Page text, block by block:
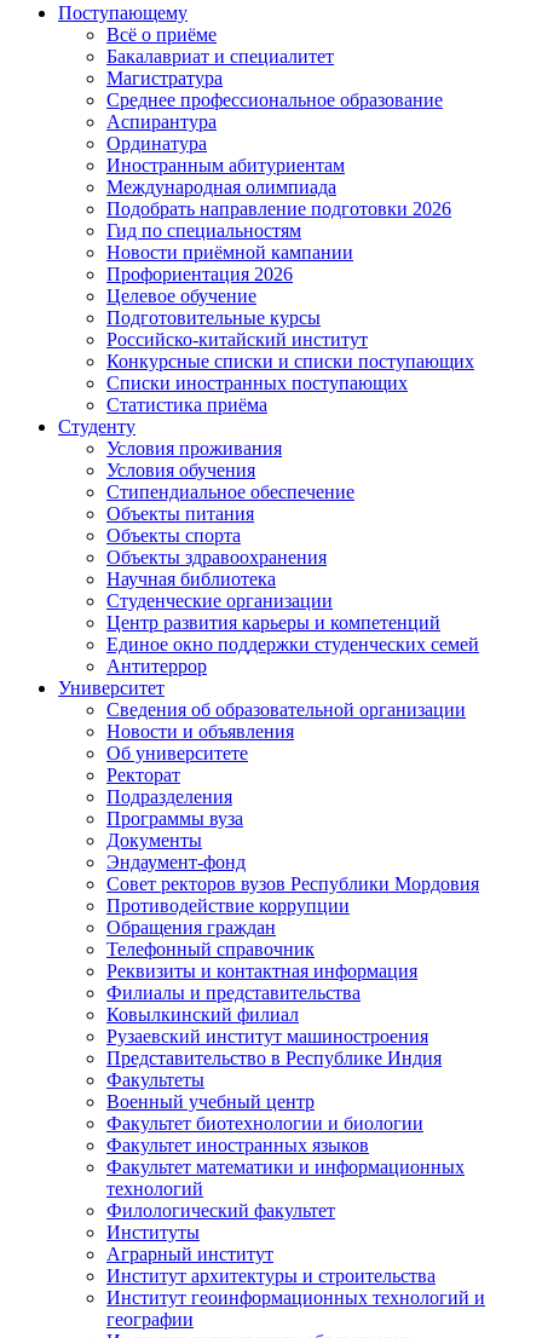
Поступающему
Всё о приёме
Бакалавриат и специалитет
Магистратура
Среднее профессиональное образование
Аспирантура
Ординатура
Иностранным абитуриентам
Международная олимпиада
Подобрать направление подготовки 2026
Гид по специальностям
Новости приёмной кампании
Профориентация 2026
Целевое обучение
Подготовительные курсы
Российско-китайский институт
Конкурсные списки и списки поступающих
Списки иностранных поступающих
Статистика приёма
Студенту
Условия проживания
Условия обучения
Стипендиальное обеспечение
Объекты питания
Объекты спорта
Объекты здравоохранения
Научная библиотека
Студенческие организации
Центр развития карьеры и компетенций
Единое окно поддержки студенческих семей
Антитеррор
Университет
Сведения об образовательной организации
Новости и объявления
Об университете
Ректорат
Подразделения
Программы вуза
Документы
Эндаумент-фонд
Совет ректоров вузов Республики Мордовия
Противодействие коррупции
Обращения граждан
Телефонный справочник
Реквизиты и контактная информация
Филиалы и представительства
Ковылкинский филиал
Рузаевский институт машиностроения
Представительство в Республике Индия
Факультеты
Военный учебный центр
Факультет биотехнологии и биологии
Факультет иностранных языков
Факультет математики и информационных
технологий
Филологический факультет
Институты
Аграрный институт
Институт архитектуры и строительства
Институт геоинформационных технологий и
географии